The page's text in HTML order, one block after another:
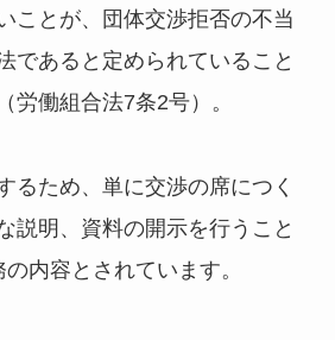
ことが、団体交渉拒否の不当
であると定められていること
労働組合法7条2号）。
るため、単に交渉の席につく
説明、資料の開示を行うこと
内容とされています。